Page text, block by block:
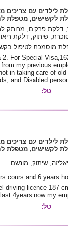
לילדים עם צריכים
לקשישים, מטפלת
דלקת פרקים, מרותק
שיתוק, דלקת
מוסמכת לטיפול
For Special
my previous
in taking care of
and Disabled
טל:
לילדים עם צריכים
לקשישים, מטפלת
שיתוק, מונשם
cours and 6 years
driving licence 187
4years now my
טל: